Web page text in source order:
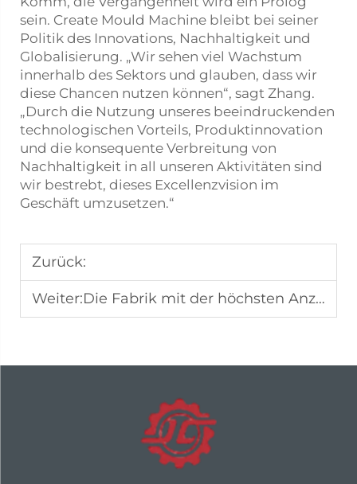
sein. Create Mould Machine bleibt bei seiner
Politik des Innovations, Nachhaltigkeit und
Globalisierung. „Wir sehen viel Wachstum
innerhalb des Sektors und glauben, dass wir
diese Chancen nutzen können“, sagt Zhang.
„Durch die Nutzung unseres beeindruckenden
technologischen Vorteils, Produktinnovation
und die konsequente Verbreitung von
Nachhaltigkeit in all unseren Aktivitäten sind
wir bestrebt, dieses Excellenzvision im
Geschäft umzusetzen.“
Zurück:
Weiter:Die Fabrik mit der höchsten Anzahl an CNC-Bearbeitungsmaschinen